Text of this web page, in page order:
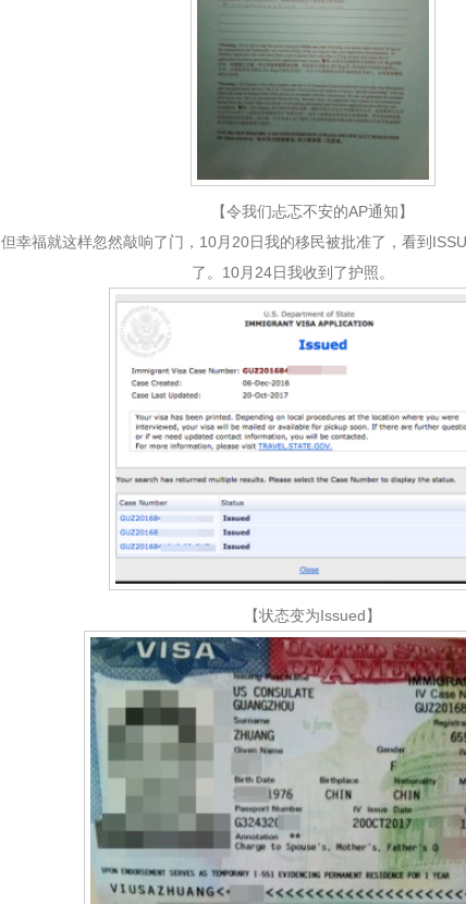
【令我们忐忑不安的AP通知】
但幸福就这样忽然敲响了门，10月20日我的移民被批准了，看到
了。10月24日我收到了护照。
【状态变为Issued】